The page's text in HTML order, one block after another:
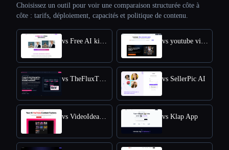
Choisissez un outil pour voir une comparaison structurée côte à
côte : tarifs, déploiement, capacités et politique de contenu.
vs Free AI kissing video generator vs youtube video downloader
vs TheFluxTrain vs SellerPic AI
vs VideoIdeas AI vs Klap App